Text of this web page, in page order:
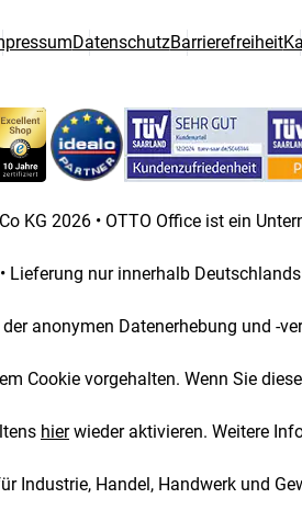
DatenschutzBarrierefreiheit
KG 2026 • OTTO Office ist ein
Lieferung nur innerhalb
anonymen Datenerhebung und -
Cookie vorgehalten. Wenn Sie
hierwieder aktivieren. Weitere
Industrie, Handel, Handwerk und